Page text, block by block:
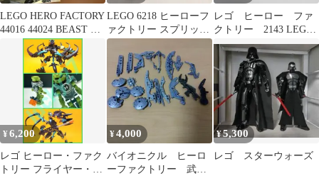
LEGO HERO FACTORY
44016 44024 BEAST の
LEGO 6218 ヒーローフ
ァクトリー スプリット
フェイス
レゴ ヒーロー ファ
クトリー 2143 LEGO
HERO FACTORY
¥6,200
レゴ ヒーロー・ファク
トリー フライヤー・ビ
¥4,000
バイオニクル ヒーロ
ーファクトリー 武器
¥5,300
レゴ スターウォーズ